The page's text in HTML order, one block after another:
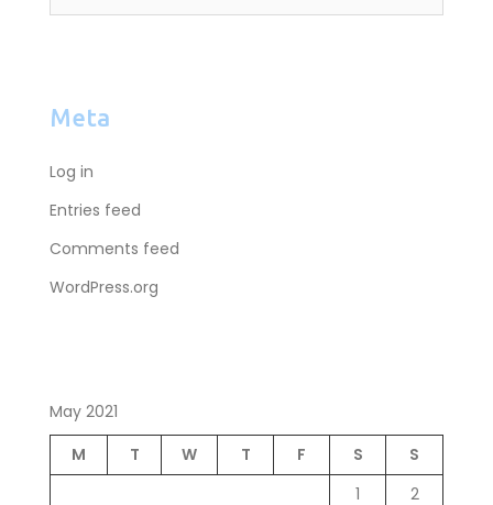
Meta
Log in
Entries feed
Comments feed
WordPress.org
May 2021
M
T W T F S
S
1
2